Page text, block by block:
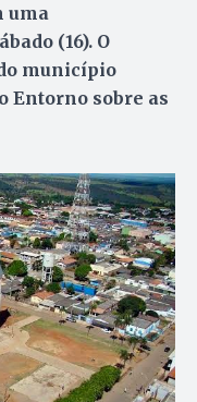
uma
(16). O
município
Entorno sobre as